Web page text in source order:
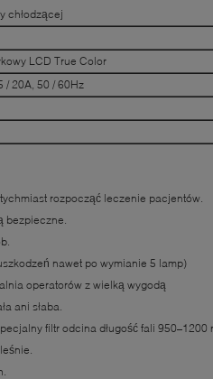
chłodzącej
LCD True Color
/ 20A, 50 / 60Hz
rozpocząć leczenie pacjentów.
bezpieczne.
nawet po wymianie 5 lamp)
operatorów z wielką wygodą
ani słaba.
filtr odcina długość fali 950–1200